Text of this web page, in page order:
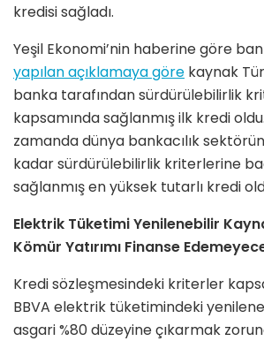
kredisi sağladı.
Yeşil Ekonomi’nin haberine göre
yapılan açıklamaya göre kaynak
banka tarafından sürdürülebilirlik
kapsamında sağlanmış ilk kredi oldu.
zamanda dünya bankacılık
kadar sürdürülebilirlik kriterlerine
sağlanmış en yüksek tutarlı kredi
Elektrik Tüketimi Yenilenebilir
Kömür Yatırımı Finanse
Kredi sözleşmesindeki kriterler
BBVA elektrik tüketimindeki
asgari %80 düzeyine çıkarmak